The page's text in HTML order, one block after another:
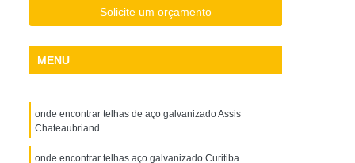
Máquina de Solda Alumínio
Eletrônica
Industrial
Soldas
Parafuso Auto Brocante Flangeado
Parafuso Auto Brocante para Aço
Solicite um orçamento
MENU
onde encontrar telhas de aço galvanizado Assis
Chateaubriand
onde encontrar telhas aço galvanizado Curitiba